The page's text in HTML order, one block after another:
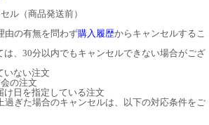
ル（商品発送前）
由の有無を問わず購入履歴からキャンセルするこ
は、30分以内でもキャンセルできない場合がござ
いない注文
の注文
け日を指定している注文
過ぎた場合のキャンセルは、以下の対応条件をご